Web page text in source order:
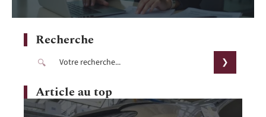
Recherche
Article au top